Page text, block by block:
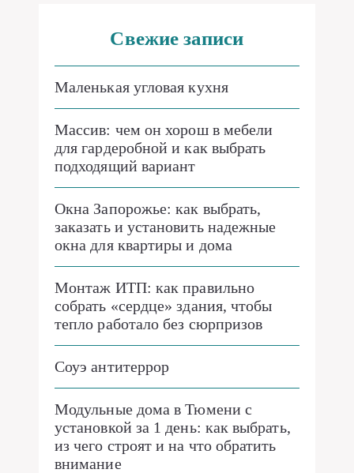
Свежие записи
Маленькая угловая кухня
Массив: чем он хорош в мебели
для гардеробной и как выбрать
подходящий вариант
Окна Запорожье: как выбрать,
заказать и установить надежные
окна для квартиры и дома
Монтаж ИТП: как правильно
собрать «сердце» здания, чтобы
тепло работало без сюрпризов
Соуэ антитеррор
Модульные дома в Тюмени с
установкой за 1 день: как выбрать,
из чего строят и на что обратить
внимание